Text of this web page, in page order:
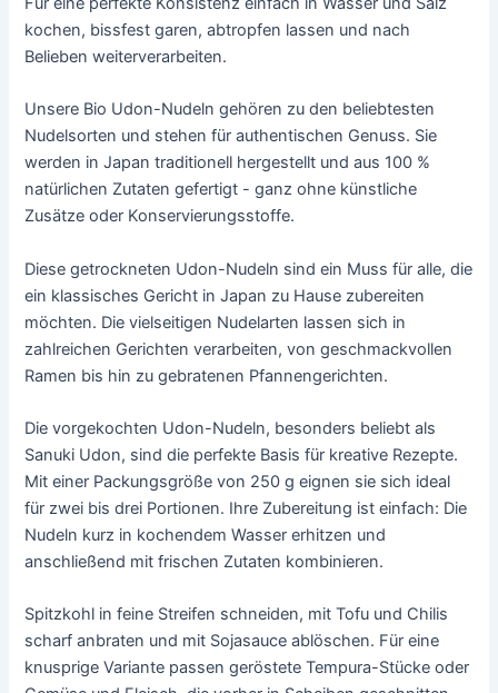
kochen, bissfest garen, abtropfen lassen und nach
Belieben weiterverarbeiten.
Unsere Bio Udon-Nudeln gehören zu den beliebtesten
Nudelsorten und stehen für authentischen Genuss. Sie
werden in Japan traditionell hergestellt und aus 100 %
natürlichen Zutaten gefertigt - ganz ohne künstliche
Zusätze oder Konservierungsstoffe.
Diese getrockneten Udon-Nudeln sind ein Muss für alle, die
ein klassisches Gericht in Japan zu Hause zubereiten
möchten. Die vielseitigen Nudelarten lassen sich in
zahlreichen Gerichten verarbeiten, von geschmackvollen
Ramen bis hin zu gebratenen Pfannengerichten.
Die vorgekochten Udon-Nudeln, besonders beliebt als
Sanuki Udon, sind die perfekte Basis für kreative Rezepte.
Mit einer Packungsgröße von 250 g eignen sie sich ideal
für zwei bis drei Portionen. Ihre Zubereitung ist einfach: Die
Nudeln kurz in kochendem Wasser erhitzen und
anschließend mit frischen Zutaten kombinieren.
Spitzkohl in feine Streifen schneiden, mit Tofu und Chilis
scharf anbraten und mit Sojasauce ablöschen. Für eine
knusprige Variante passen geröstete Tempura-Stücke oder